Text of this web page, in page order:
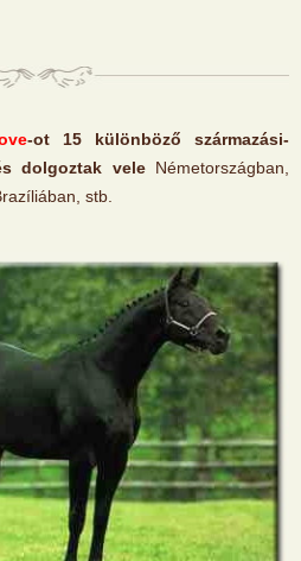
-ot 15 különböző származási-
dolgoztak veleNémetországban,
stb.